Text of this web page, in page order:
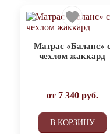
Матрас «Баланс»
чехлом жаккард
от 7 340руб.
В КОРЗИНУ